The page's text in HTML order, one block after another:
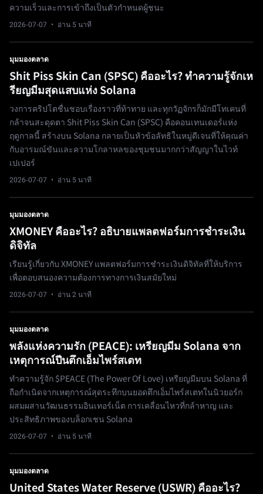
ความเร็วและการเข้าถึงเป็นตัวกำหนดผู้ชนะ
2026-07-07 · อ่าน 5 นาที
มุมมองตลาด
Shit Piss Skin Can (SPSC) คืออะไร? ทำความรู้จักเห
รียญมีมสุดแสบแห่ง Solana
วงการคริปโตชื่นชอบเรื่องราวที่ท้าทาย และทุกวัฏจักรก็มักมีโทเคนที่
กล้าจนสะดุดตา Shit Piss Skin Can (SPSC) คือคอนเทนเดอร์แห่ง
ฤดูกาลนี้ สร้างบน Solana กลายเป็นหัวข้อลัทธิในหมู่ดีเจนที่ให้คุณค่า
กับอารมณ์ขันและความโกลาหลของชุมชนมากกว่าสัญญาในไวท์
เปเปอร์
2026-07-07 · อ่าน 5 นาที
มุมมองตลาด
XMONEY คืออะไร? อธิบายแพลตฟอร์มการชำระเงิน
ดิจิทัล
เรียนรู้เกี่ยวกับ XMONEY แพลตฟอร์มการชำระเงินดิจิทัลที่ให้บริการ
เพื่อตอบสนองความต้องการทางการเงินสมัยใหม่
2026-07-07 · อ่าน 2 นาที
มุมมองตลาด
พลังแห่งความรัก (PEACE): เหรียญมีม Solana จาก
เหตุการณ์ปีนตึกเอ็มไพร์สเตท
ทำความรู้จัก $PEACE (The Power Of Love) เหรียญมีมบน Solana ที่
ถือกำเนิดจากเหตุการณ์สุดระทึกบนยอดตึกเอ็มไพร์สเตทในนิวยอร์ก
ผสมผสานวัฒนธรรมอินเทอร์เน็ต การเคลื่อนไหวที่กล้าหาญ และ
ประสิทธิภาพของบล็อกเชน Solana
2026-07-07 · อ่าน 5 นาที
มุมมองตลาด
United States Water Reserve (USWR) คืออะไร?